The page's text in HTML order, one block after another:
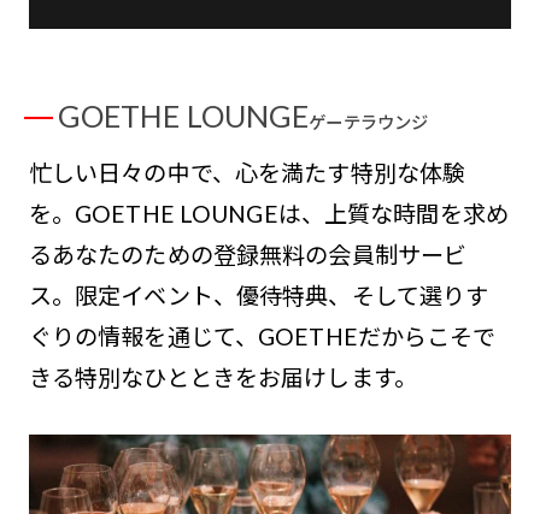
GOETHE LOUNGEゲーテラウンジ
忙しい日々の中で、心を満たす特別な体験
を。GOETHE LOUNGEは、上質な時間を求め
るあなたのための登録無料の会員制サービ
ス。限定イベント、優待特典、そして選りす
ぐりの情報を通じて、GOETHEだからこそで
きる特別なひとときをお届けします。